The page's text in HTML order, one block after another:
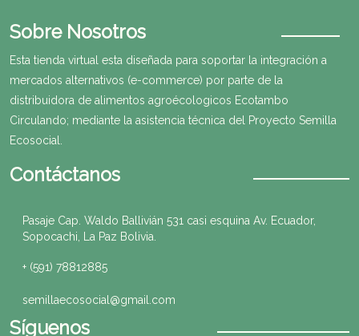
Sobre Nosotros
Esta tienda virtual esta diseñada para soportar la integración a
mercados alternativos (e-commerce) por parte de la
distribuidora de alimentos agroécologicos Ecotambo
Circulando; mediante la asistencia técnica del Proyecto Semilla
Ecosocial.
Contáctanos
Pasaje Cap. Waldo Ballivián 531 casi esquina Av. Ecuador,
Sopocachi, La Paz Bolivia.
+ (591) 78812885
semillaecosocial@gmail.com
Síguenos